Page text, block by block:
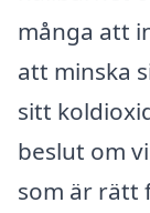
många att
att minska
sitt
beslut om
som är rätt